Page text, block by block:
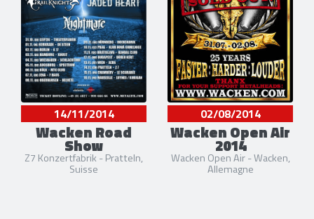
14/11/2014
Wacken Road
Show
Z7 Konzertfabrik - Pratteln,
Suisse
02/08/2014
Wacken Open Air
2014
Wacken Open Air - Wacken,
Allemagne